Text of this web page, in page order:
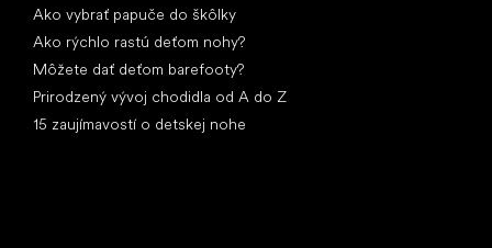
Ako vybrať papuče do škôlky
Ako rýchlo rastú deťom nohy?
Môžete dať deťom barefooty?
Prirodzený vývoj chodidla od A do Z
15 zaujímavostí o detskej nohe